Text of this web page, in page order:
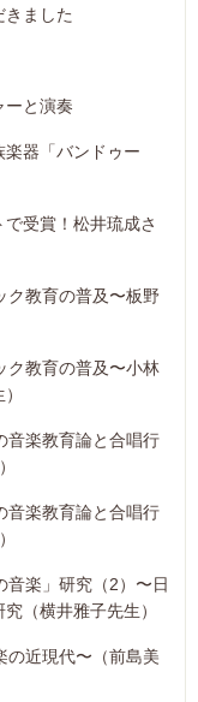
きました
ーと演奏
器「バンドゥー
受賞！松井琉成さ
ク教育の普及〜板野
ク教育の普及〜小林
音楽教育論と合唱行
音楽教育論と合唱行
音楽」研究（2）〜日
（横井雅子先生）
の近現代〜（前島美